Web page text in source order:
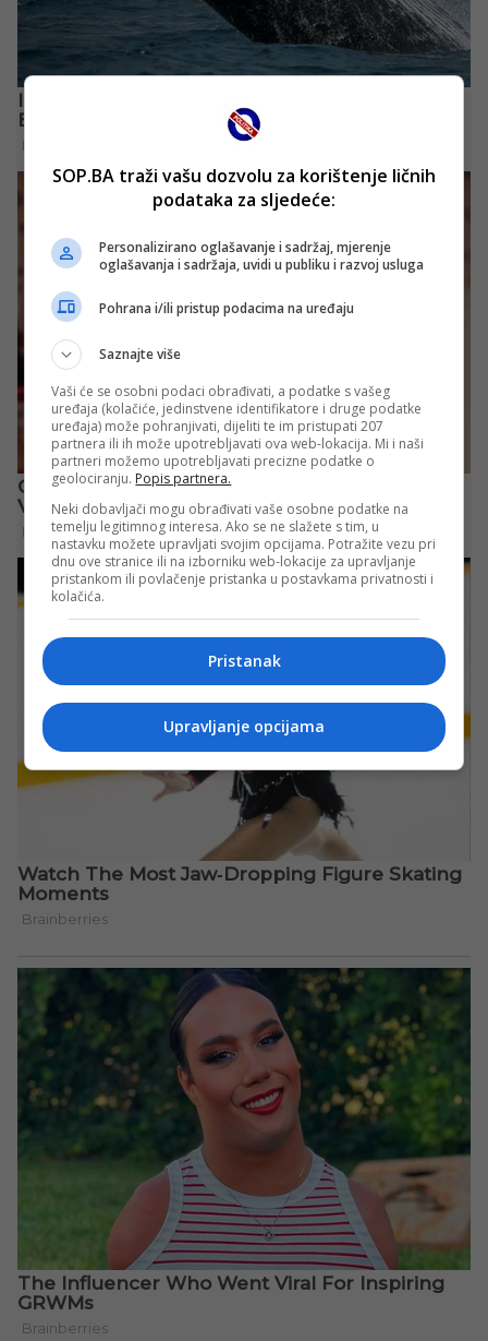
SOP.BA traži vašu dozvolu za korištenje ličnih
podataka za sljedeće:
Personalizirano oglašavanje i sadržaj, mjerenje
oglašavanja i sadržaja, uvidi u publiku i razvoj usluga
Pohrana i/ili pristup podacima na uređaju
Saznajte više
Vaši će se osobni podaci obrađivati, a podatke s vašeg
uređaja (kolačiće, jedinstvene identifikatore i druge podatke
uređaja) može pohranjivati, dijeliti te im pristupati 207
partnera ili ih može upotrebljavati ova web-lokacija. Mi i naši
partneri možemo upotrebljavati precizne podatke o
geolociranju. Popis partnera.
Neki dobavljači mogu obrađivati vaše osobne podatke na
temelju legitimnog interesa. Ako se ne slažete s tim, u
nastavku možete upravljati svojim opcijama. Potražite vezu pri
dnu ove stranice ili na izborniku web-lokacije za upravljanje
pristankom ili povlačenje pristanka u postavkama privatnosti i
kolačića.
Pristanak
Upravljanje opcijama